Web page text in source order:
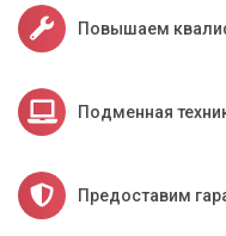
Выезд специалиста
Киевской области.
Первичная
обеспечения на
Предложение
Повышаем
Подменная
Предоставим